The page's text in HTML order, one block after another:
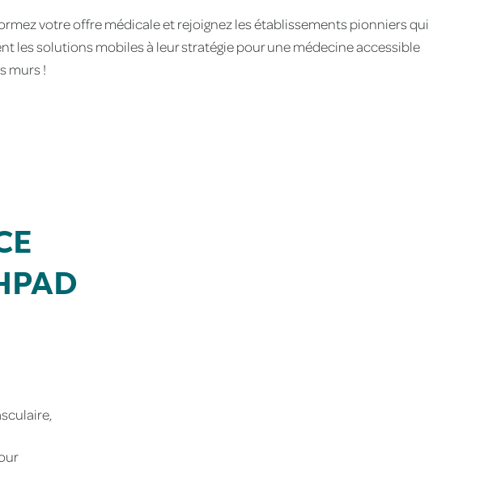
votre offre médicale et rejoignez les établissements pionniers qui
les solutions mobiles à leur stratégie pour une médecine accessible
murs !